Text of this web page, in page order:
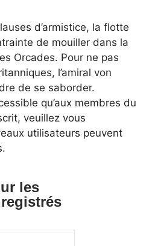
d’armistice, la flotte
de mouiller dans la
Orcades. Pour ne pas
l’amiral von
de se saborder.
qu’aux membres du
veuillez vous
utilisateurs peuvent
les